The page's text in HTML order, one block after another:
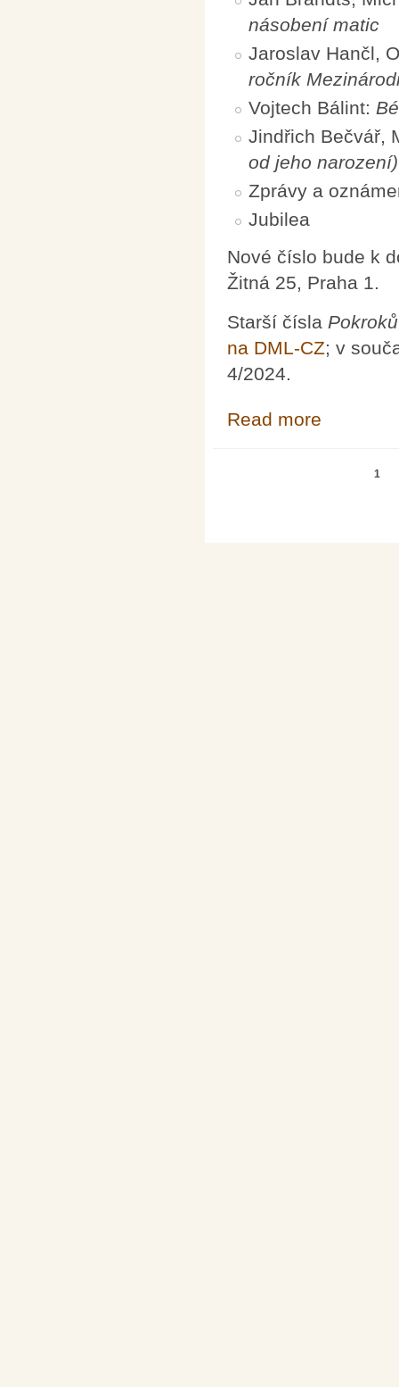
násobení matic
Jaroslav Hančl,
ročník
Vojtech Bálint:
Jindřich Bečvář,
od jeho narození)
Zprávy a
Jubilea
Nové číslo bude k
Žitná 25, Praha 1.
Starší čísla
na DML-CZ; v
4/2024.
Read more
1